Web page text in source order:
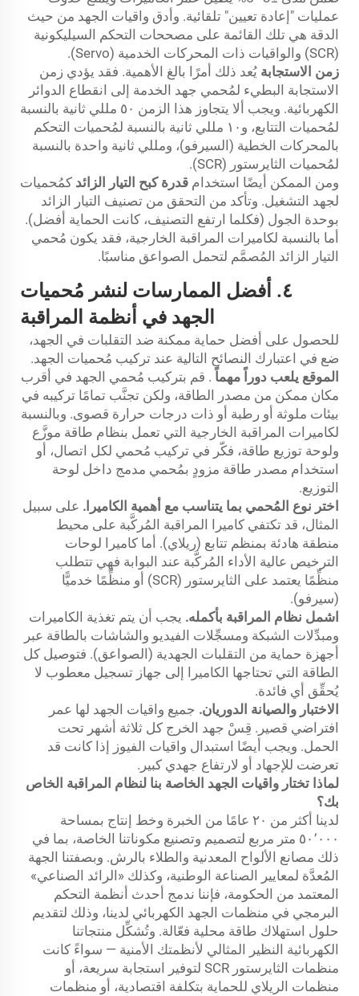
عمليات "إعادة تعيين" تلقائية. وأدق واقيات الجهد من حيث
الدقة هي تلك القائمة على مصححات التحكم السيليكونية
(SCR) والواقيات ذات المحركات الخدمية (Servo).
زمن الاستجابة يُعد ذلك أمرًا بالغ الأهمية. فقد يؤدي زمن
الاستجابة البطيء لمُحمي جهد الخدمة إلى انقطاع الدوائر
الكهربائية. ويجب ألا يتجاوز هذا الزمن ٥٠ مللي ثانية بالنسبة
لمُحميات التتابع، و١٠ مللي ثانية بالنسبة لمُحميات التحكم
بالمحركات الخطية (السيرفو)، ومللي ثانية واحدة بالنسبة
لمُحميات الثايرستور (SCR).
ومن الممكن أيضًا استخدام قدرة كبح التيار الزائد كمُحميات
لجهد التشغيل. وتأكد من التحقق من تصنيف التيار الزائد
بوحدة الجول (فكلما ارتفع التصنيف، كانت الحماية أفضل).
أما بالنسبة لكاميرات المراقبة الخارجية، فقد يكون مُحمي
التيار الزائد المُصمَّم لتحمل الصواعق مناسبًا.
٤. أفضل الممارسات لنشر مُحميات
الجهد في أنظمة المراقبة
للحصول على أفضل حماية ممكنة ضد التقلبات في الجهد،
ضع في اعتبارك النصائح التالية عند تركيب مُحميات الجهد.
الموقع يلعب دوراً مهماً . قم بتركيب مُحمي الجهد في أقرب
مكان ممكن من مصدر الطاقة، ولكن تجنَّب تمامًا تركيبه في
بيئات ملوثة أو رطبة أو ذات درجات حرارة قصوى. وبالنسبة
لكاميرات المراقبة الخارجية التي تعمل بنظام طاقة موزَّع
ولوحة توزيع طاقة، فكّر في تركيب مُحمي لكل اتصال، أو
استخدام مصدر طاقة مزودٍ بمُحمي مدمج داخل لوحة
التوزيع.
اختر نوع المُحمي بما يتناسب مع أهمية الكاميرا. على سبيل
المثال، قد تكتفي كاميرا المراقبة المُركَّبة على محيط
منطقة هادئة بمنظم تتابع (ريلاي). أما كاميرا لوحات
الترخيص عالية الأداء المُركَّبة عند البوابة فهي تتطلب
منظِّمًا يعتمد على الثايرستور (SCR) أو منظِّمًا خدميًّا
(سيرفو).
اشمل نظام المراقبة بأكمله. يجب أن يتم تغذية الكاميرات
ومبدِّلات الشبكة ومسجِّلات الفيديو والشاشات بالطاقة عبر
أجهزة حماية من التقلبات الجهدية (الصواعق). فتوصيل كل
الطاقة التي تحتاجها الكاميرا إلى جهاز تسجيل معطوب لا
يُحقِّق أي فائدة.
الاختبار والصيانة الدوريان. جميع واقيات الجهد لها عمر
افتراضي قصير. قِسْ جهد الخرج كل ثلاثة أشهر تحت
الحمل. ويجب أيضًا استبدال واقيات الفيوز إذا كانت قد
تعرضت للإجهاد أو لارتفاع جهدي كبير.
لماذا تختار واقيات الجهد الخاصة بنا لنظام المراقبة الخاص
بك؟
لدينا أكثر من ٢٠ عامًا من الخبرة وخط إنتاج بمساحة
٥٠٬٠٠٠ متر مربع لتصميم وتصنيع مكوناتنا الخاصة، بما في
ذلك مصانع الألواح المعدنية والطلاء بالرش. وبصفتنا الجهة
المُعدَّة لمعايير الصناعة الوطنية، وكذلك «الرائد الصناعي»
المعتمد من الحكومة، فإننا ندمج أحدث أنظمة التحكم
البرمجي في منظمات الجهد الكهربائي لدينا، وذلك لتقديم
حلول استهلاك طاقة محلية فعّالة. وتُشكِّل منتجاتنا
الكهربائية النظير المثالي لأنظمتك الأمنية — سواءً كانت
منظمات الثايرستور SCR لتوفير استجابة سريعة، أو
منظمات الريلاي للحماية بتكلفة اقتصادية، أو منظمات